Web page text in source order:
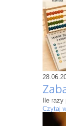
Ile
Czytaj